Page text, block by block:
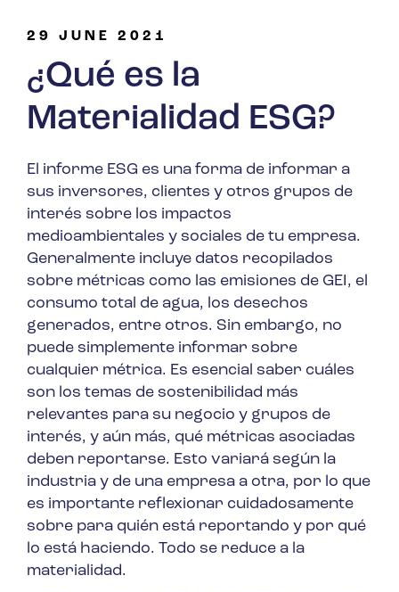
29 JUNE 2021
¿Qué es la
Materialidad ESG?
El informe ESG es una forma de informar a
sus inversores, clientes y otros grupos de
interés sobre los impactos
medioambientales y sociales de tu empresa.
Generalmente incluye datos recopilados
sobre métricas como las emisiones de GEI, el
consumo total de agua, los desechos
generados, entre otros. Sin embargo, no
puede simplemente informar sobre
cualquier métrica. Es esencial saber cuáles
son los temas de sostenibilidad más
relevantes para su negocio y grupos de
interés, y aún más, qué métricas asociadas
deben reportarse. Esto variará según la
industria y de una empresa a otra, por lo que
es importante reflexionar cuidadosamente
sobre para quién está reportando y por qué
lo está haciendo. Todo se reduce a la
materialidad.